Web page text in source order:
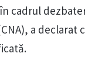
cadrul
a declarat